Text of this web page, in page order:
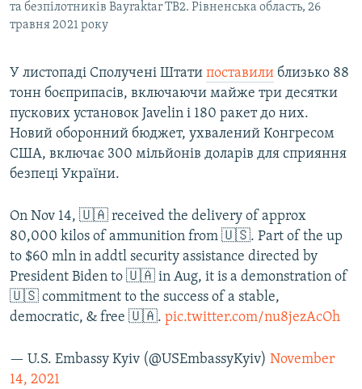
та безпілотників Bayraktar TB2. Рівненська область, 26
травня 2021 року
У листопаді Сполучені Штати поставили близько 88
тонн боєприпасів, включаючи майже три десятки
пускових установок Javelin і 180 ракет до них.
Новий оборонний бюджет, ухвалений Конгресом
США, включає 300 мільйонів доларів для сприяння
безпеці України.
On Nov 14, 🇺🇦 received the delivery of approx
80,000 kilos of ammunition from 🇺🇸. Part of the up
to $60 mln in addtl security assistance directed by
President Biden to 🇺🇦 in Aug, it is a demonstration of
🇺🇸 commitment to the success of a stable,
democratic, & free 🇺🇦. pic.twitter.com/nu8jezAcOh
— U.S. Embassy Kyiv (@USEmbassyKyiv) November
14, 2021